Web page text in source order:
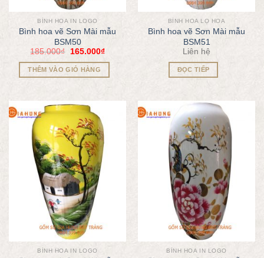
BÌNH HOA IN LOGO
Bình hoa vẽ Sơn Mài mẫu
BSM50
185.000₫ 165.000₫
THÊM VÀO GIỎ HÀNG
BÌNH HOA LỌ HOA
Bình hoa vẽ Sơn Mài mẫu
BSM51
Liên hệ
ĐỌC TIẾP
BÌNH HOA IN LOGO BÌNH HOA IN LOGO